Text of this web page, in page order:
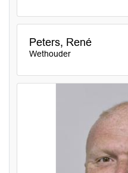
Peters, René
Wethouder